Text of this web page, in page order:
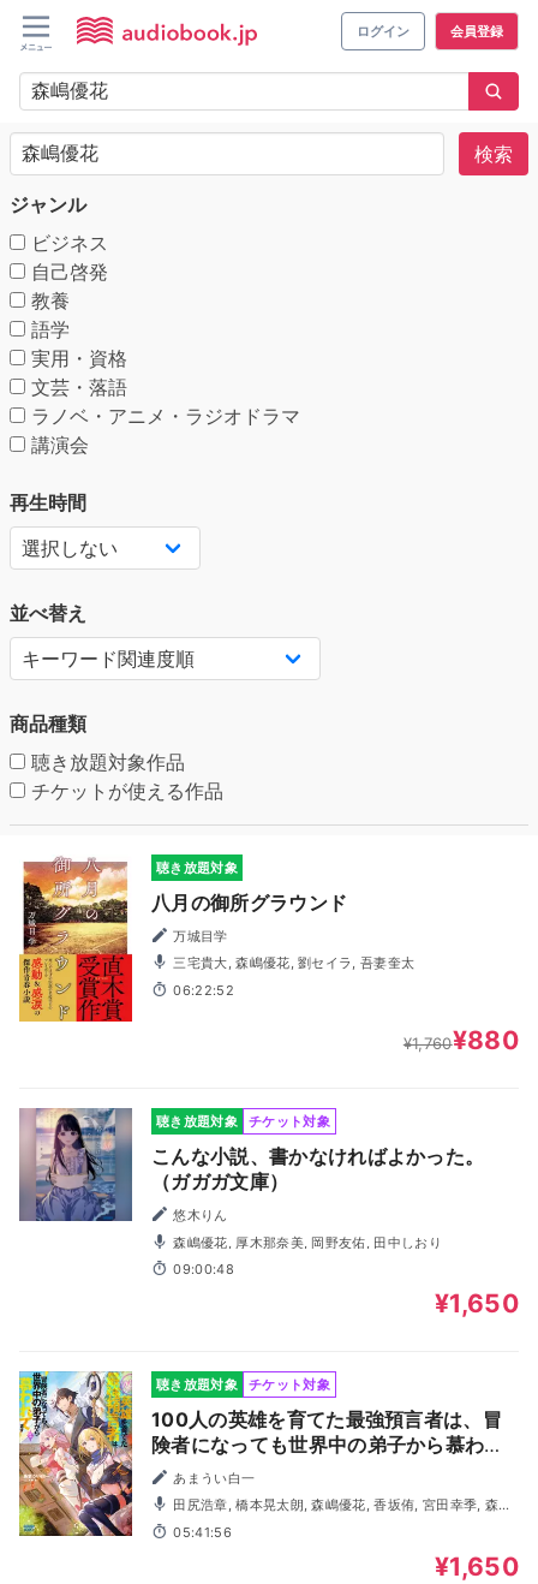
ログイン 会員登録
検索
ジャンル
ビジネス
自己啓発
教養
語学
実用・資格
文芸・落語
ラノベ・アニメ・ラジオドラマ
講演会
再生時間
並べ替え
商品種類
聴き放題対象作品
チケットが使える作品
聴き放題対象
八月の御所グラウンド
万城目学
三宅貴大, 森嶋優花, 劉セイラ, 吾妻奎太
06:22:52
¥1,760¥880
聴き放題対象 チケット対象
こんな小説、書かなければよかった。
（ガガガ文庫）
悠木りん
森嶋優花, 厚木那奈美, 岡野友佑, 田中しおり
09:00:48
¥1,650
聴き放題対象 チケット対象
100人の英雄を育てた最強預言者は、冒
険者になっても世界中の弟子から慕われ
てます 2 （ガガガ文庫）
あまうい白一
了介
05:41:56
¥1,650